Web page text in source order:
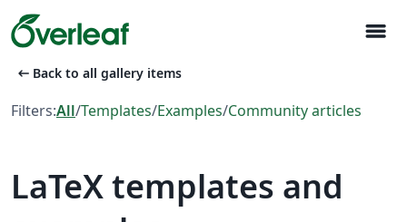
menu
arrow_left_alt Back to all gallery items
Filters:All/Templates/Examples/Community articles
LaTeX templates and